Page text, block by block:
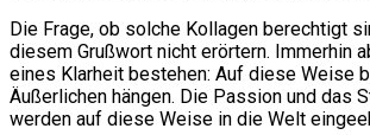
Die Frage, ob solche Kollagen berechtigt
diesem Grußwort nicht erörtern. Immerhin
eines Klarheit bestehen: Auf diese Weise
Äußerlichen hängen. Die Passion und das
werden auf diese Weise in die Welt